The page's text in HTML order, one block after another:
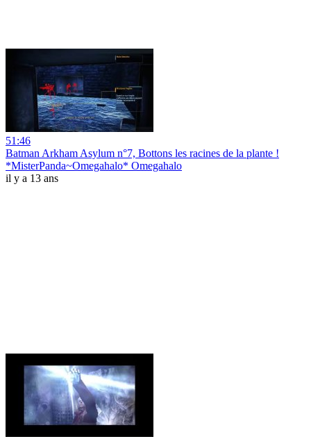
51:46
Batman Arkham Asylum n°7, Bottons les racines de la plante !
*MisterPanda~Omegahalo* Omegahalo
il y a 13 ans